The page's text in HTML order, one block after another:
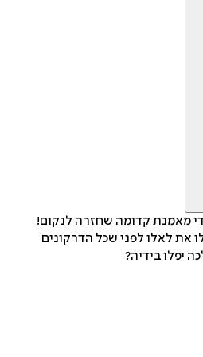
מאמנת קדומה שחזרה לנקום!
את לאלו לפני שכל הדרקונים
יפלו בידיה?